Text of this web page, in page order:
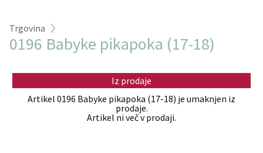
Trgovina
0196 Babyke pikapoka (17-18)
Iz prodaje
Artikel 0196 Babyke pikapoka (17-18) je umaknjen iz
prodaje.
Artikel ni več v prodaji.